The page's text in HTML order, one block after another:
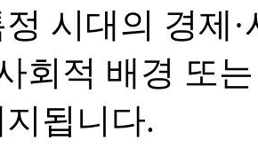
시대의 경제
회적 배경 또
됩니다.